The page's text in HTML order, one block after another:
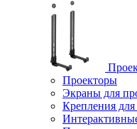
Проекторы
Экраны для
Крепления для